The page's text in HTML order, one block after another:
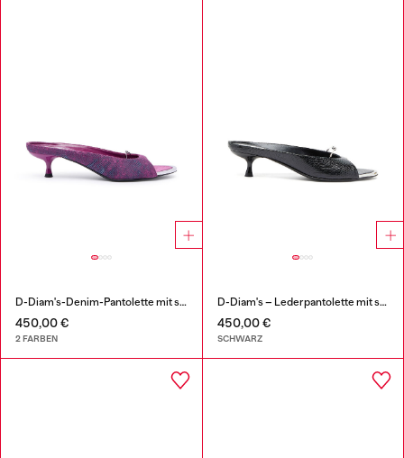
D-Diam's-Denim-Pantolette mit schwebendem Oval D
450,00 €
2 FARBEN
D-Diam's – Lederpantolette mit schwebendem Oval-D
450,00 €
SCHWARZ